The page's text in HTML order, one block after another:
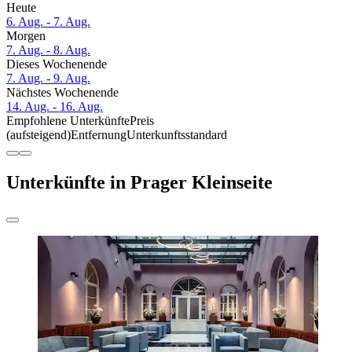
Heute
6. Aug. - 7. Aug.
Morgen
7. Aug. - 8. Aug.
Dieses Wochenende
7. Aug. - 9. Aug.
Nächstes Wochenende
14. Aug. - 16. Aug.
Empfohlene UnterkünftePreis
(aufsteigend)EntfernungUnterkunftsstandard
Unterkünfte in Prager Kleinseite